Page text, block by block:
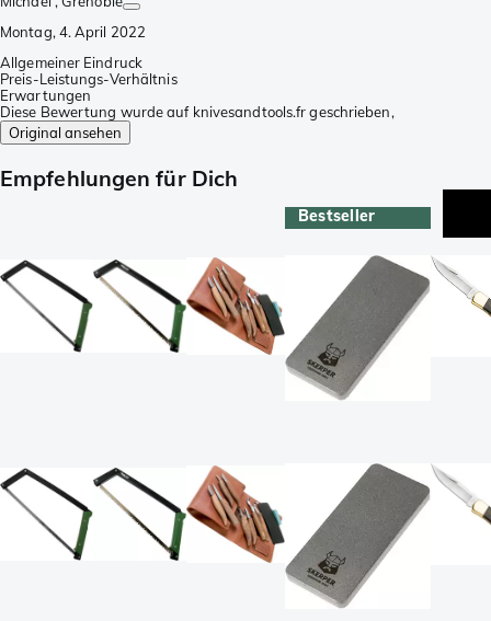
Montag, 4. April 2022
Allgemeiner Eindruck
Preis-Leistungs-Verhältnis
Erwartungen
Diese Bewertung wurde auf knivesandtools.fr geschrieben,
Original ansehen
Empfehlungen für Dich
Bestseller